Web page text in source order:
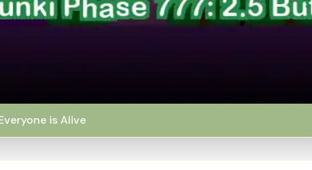
is Alive